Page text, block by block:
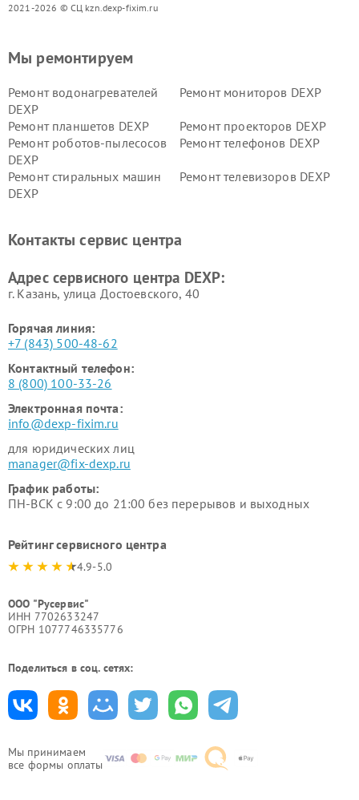
2021-2026 © СЦ kzn.dexp-fixim.ru
Мы принимаем
все формы оплаты
Мы ремонтируем
Ремонт водонагревателей
DEXP
Ремонт мониторов DEXP
Ремонт планшетов DEXP
Ремонт проекторов DEXP
Ремонт роботов-пылесосов
DEXP
Ремонт телефонов DEXP
Ремонт стиральных машин
DEXP
Ремонт телевизоров DEXP
Ремонт серверов DEXP
Ремонт мини пк DEXP
Контакты сервис центра
Адрес сервисного центра DEXP:
г. Казань, улица Достоевского, 40
Горячая линия:
+7 (843) 500-48-62
Контактный телефон:
8 (800) 100-33-26
Электронная почта:
info@dexp-fixim.ru
для юридических лиц
manager@fix-dexp.ru
График работы:
ПН-ВСК с 9:00 до 21:00 без перерывов и выходных
Рейтинг сервисного центра
4.9-5.0
ООО "Русервис"
ИНН 7702633247
ОГРН 1077746335776
Поделиться в соц. сетях: